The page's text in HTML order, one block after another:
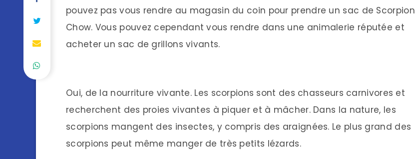
pouvez pas vous rendre au magasin du coin pour prendre un sac de Scorpion
Chow. Vous pouvez cependant vous rendre dans une animalerie réputée et
acheter un sac de grillons vivants.
Oui, de la nourriture vivante. Les scorpions sont des chasseurs carnivores et
recherchent des proies vivantes à piquer et à mâcher. Dans la nature, les
scorpions mangent des insectes, y compris des araignées. Le plus grand des
scorpions peut même manger de très petits lézards.